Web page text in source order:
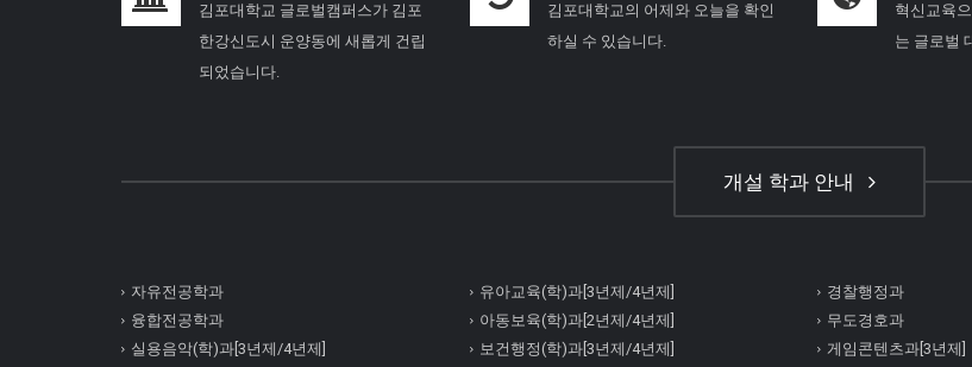
김포대학교 글로벌캠퍼스가 김포
한강신도시 운양동에 새롭게 건립
되었습니다.
김포대학교의 어제와 오늘을 확인
하실 수 있습니다.
혁신교육
는 글로벌
개설 학과 안내
자유전공학과
융합전공학과
실용음악(학)과[3년제/4년제]
유아교육(학)과[3년제/4년제]
아동보육(학)과[2년제/4년제]
보건행정(학)과[3년제/4년제]
경찰행정과
무도경호과
게임콘텐츠과[3년제]